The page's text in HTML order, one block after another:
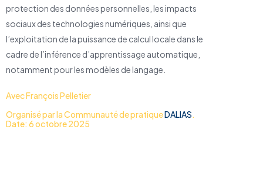
protection des données personnelles, les impacts
sociaux des technologies numériques, ainsi que
l’exploitation de la puissance de calcul locale dans le
cadre de l’inférence d’apprentissage automatique,
notamment pour les modèles de langage.
Avec François Pelletier
Organisé par la Communauté de pratiqueDALIAS.
Date: 6 octobre 2025